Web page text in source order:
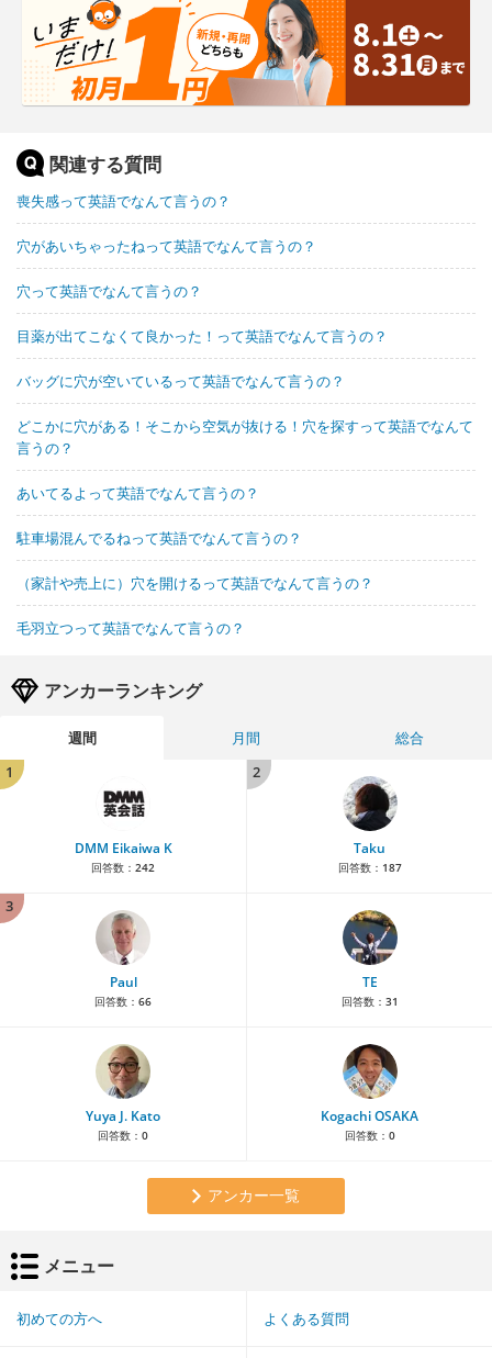
関連する質問
喪失感って英語でなんて言うの？
穴があいちゃったねって英語でなんて言うの？
穴って英語でなんて言うの？
目薬が出てこなくて良かった！って英語でなんて言うの？
バッグに穴が空いているって英語でなんて言うの？
どこかに穴がある！そこから空気が抜ける！穴を探すって英語でなんて
言うの？
あいてるよって英語でなんて言うの？
駐車場混んでるねって英語でなんて言うの？
（家計や売上に）穴を開けるって英語でなんて言うの？
毛羽立つって英語でなんて言うの？
アンカーランキング
週間 月間
総合
1
DMM Eikaiwa K
回答数： 242
2
Taku
回答数： 187
3
Paul
回答数： 66
TE
回答数： 31
Yuya J. Kato
回答数： 0
Kogachi OSAKA
回答数： 0
アンカー一覧
メニュー
初めての方へ よくある質問